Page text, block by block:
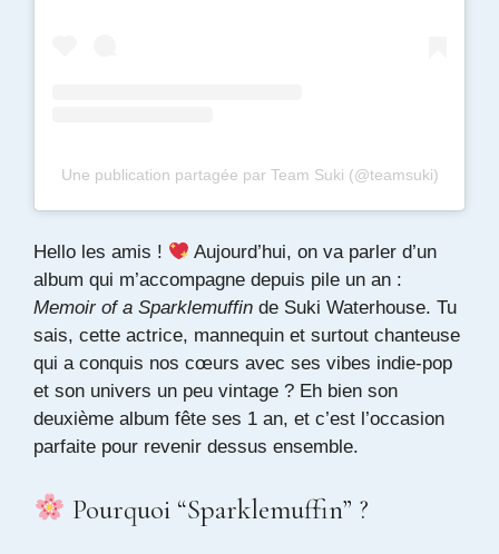
Une publication partagée par Team Suki (@teamsuki)
Hello les amis !
Aujourd’hui, on va parler d’un
album qui m’accompagne depuis pile un an :
Memoir of a Sparklemuffin de Suki Waterhouse. Tu
sais, cette actrice, mannequin et surtout chanteuse
qui a conquis nos cœurs avec ses vibes indie-pop
et son univers un peu vintage ? Eh bien son
deuxième album fête ses 1 an, et c’est l’occasion
parfaite pour revenir dessus ensemble.
Pourquoi “Sparklemuffin” ?